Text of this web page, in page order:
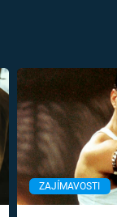
ZAJÍMAVOSTI